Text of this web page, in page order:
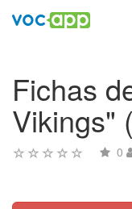
Fichas
Vikings"
0